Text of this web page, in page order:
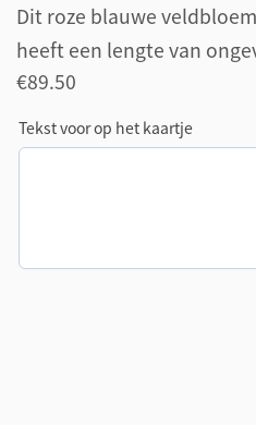
Dit roze blauwe
heeft een lengte van
€89.50
Tekst voor op het kaartje